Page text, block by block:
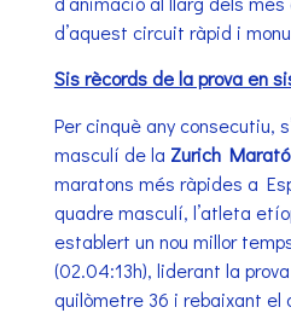
d’aquest circuit ràpid i
Sis rècords de la prova en
Per cinquè any consecutiu,
masculí de la Zurich
maratons més ràpides a
quadre masculí, l’atleta
establert un nou millor
(02.04:13h), liderant la
quilòmetre 36 i rebaixant el